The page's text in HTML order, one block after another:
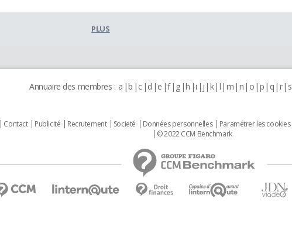
PLUS
Annuaire des membres : a b c d e f g h i j k l m n o p q r s
Contact Publicité Recrutement Societé Données personnelles Paramétrer les cookies
© 2022 CCM Benchmark